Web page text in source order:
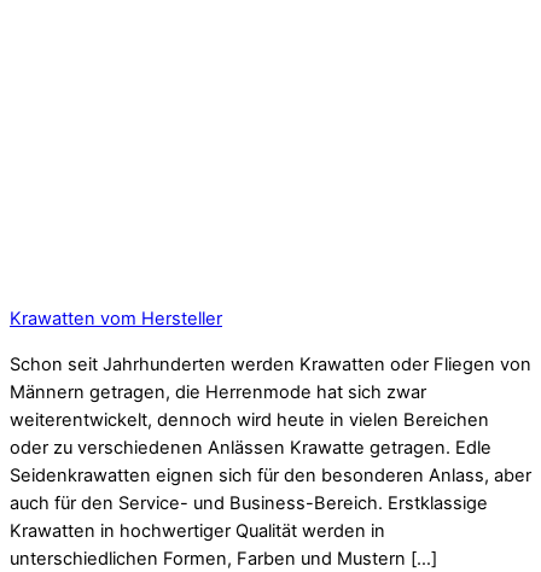
Krawatten vom Hersteller
Schon seit Jahrhunderten werden Krawatten oder Fliegen von
Männern getragen, die Herrenmode hat sich zwar
weiterentwickelt, dennoch wird heute in vielen Bereichen
oder zu verschiedenen Anlässen Krawatte getragen. Edle
Seidenkrawatten eignen sich für den besonderen Anlass, aber
auch für den Service- und Business-Bereich. Erstklassige
Krawatten in hochwertiger Qualität werden in
unterschiedlichen Formen, Farben und Mustern […]